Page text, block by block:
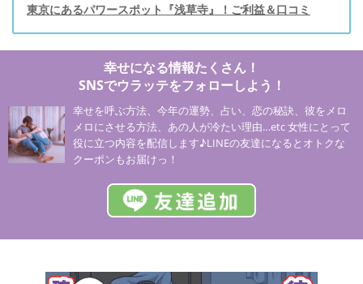
東京にあるパワースポット『浅草寺』！ご利益＆口コミ
幸せになる情報たくさん！
SNSでウラッテをフォローしよう！
幸せを呼ぶ方法、今年の運勢、占い、恋の秘訣、彼をメロ
メロにさせる方法、あの人が冷たい理由…etc 女性にとって
役に立つ内容を配信します♪LINEの友達になるとオトクな
クーポンもお届けっ！